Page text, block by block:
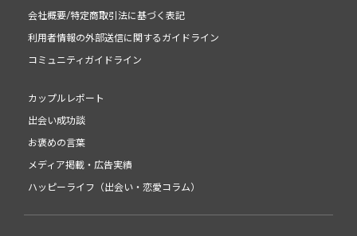
会社概要/特定商取引法に基づく表記
利用者情報の外部送信に関するガイドライン
コミュニティガイドライン
カップルレポート
出会い成功談
お褒めの言葉
メディア掲載・広告実績
ハッピーライフ（出会い・恋愛コラム）